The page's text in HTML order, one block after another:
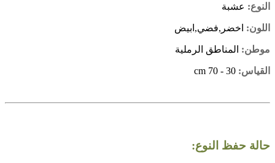
النوع: عشبة
اللون: اخضر,فضي,ابيض
موطن: المناطق الرملية
القياس:
حالة حفظ النوع: